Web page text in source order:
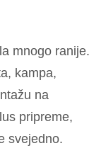
mnogo ranije.
kampa,
na
pripreme,
svejedno.